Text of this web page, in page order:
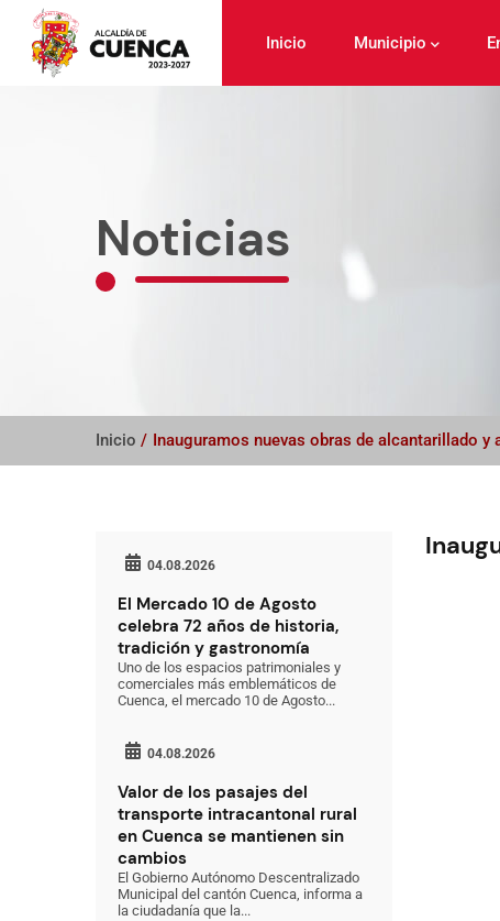
contenido
principal
Inicio Municipio
Noticias
Inicio / Inauguramos nuevas obras de alcantarillado y
04.08.2026
El Mercado 10 de Agosto
celebra 72 años de historia,
tradición y gastronomía
Uno de los espacios patrimoniales y
comerciales más emblemáticos de
Cuenca, el mercado 10 de Agosto...
04.08.2026
Valor de los pasajes del
transporte intracantonal rural
en Cuenca se mantienen sin
cambios
El Gobierno Autónomo Descentralizado
Municipal del cantón Cuenca, informa a
la ciudadanía que la...